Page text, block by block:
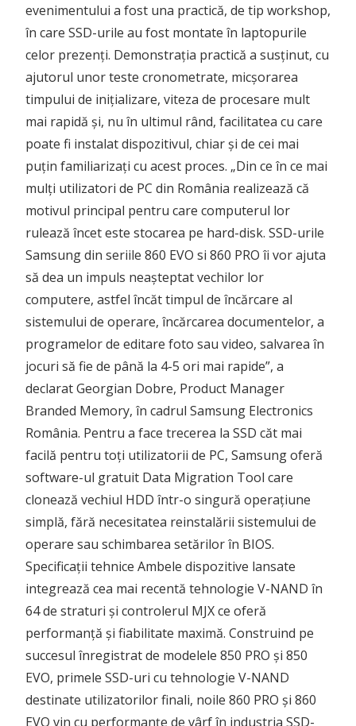
evenimentului a fost una practică, de tip workshop,
în care SSD-urile au fost montate în laptopurile
celor prezenți. Demonstrația practică a susținut, cu
ajutorul unor teste cronometrate, micșorarea
timpului de inițializare, viteza de procesare mult
mai rapidă și, nu în ultimul rând, facilitatea cu care
poate fi instalat dispozitivul, chiar și de cei mai
puțin familiarizați cu acest proces. „Din ce în ce mai
mulți utilizatori de PC din România realizează că
motivul principal pentru care computerul lor
rulează încet este stocarea pe hard-disk. SSD-urile
Samsung din seriile 860 EVO si 860 PRO îi vor ajuta
să dea un impuls neașteptat vechilor lor
computere, astfel încăt timpul de încărcare al
sistemului de operare, încărcarea documentelor, a
programelor de editare foto sau video, salvarea în
jocuri să fie de până la 4-5 ori mai rapide”, a
declarat Georgian Dobre, Product Manager
Branded Memory, în cadrul Samsung Electronics
România. Pentru a face trecerea la SSD căt mai
facilă pentru toți utilizatorii de PC, Samsung oferă
software-ul gratuit Data Migration Tool care
clonează vechiul HDD într-o singură operațiune
simplă, fără necesitatea reinstalării sistemului de
operare sau schimbarea setărilor în BIOS.
Specificații tehnice Ambele dispozitive lansate
integrează cea mai recentă tehnologie V-NAND în
64 de straturi și controlerul MJX ce oferă
performanță și fiabilitate maximă. Construind pe
succesul înregistrat de modelele 850 PRO și 850
EVO, primele SSD-uri cu tehnologie V-NAND
destinate utilizatorilor finali, noile 860 PRO și 860
EVO vin cu performanțe de vârf în industria SSD-